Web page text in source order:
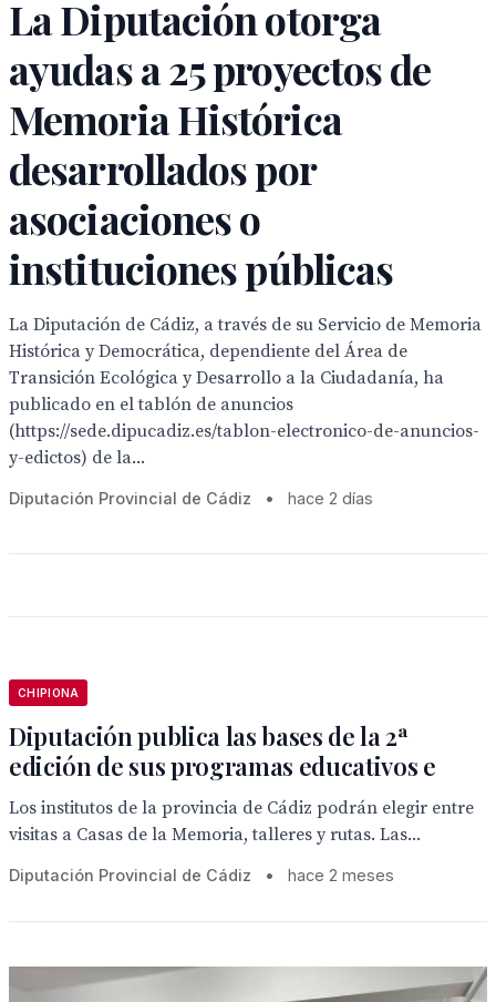
La Diputación otorga
ayudas a 25 proyectos de
Memoria Histórica
desarrollados por
asociaciones o
instituciones públicas
La Diputación de Cádiz, a través de su Servicio de Memoria
Histórica y Democrática, dependiente del Área de
Transición Ecológica y Desarrollo a la Ciudadanía, ha
publicado en el tablón de anuncios
(https://sede.dipucadiz.es/tablon-electronico-de-anuncios-
y-edictos) de la...
Diputación Provincial de Cádiz • hace 2 días
CHIPIONA
Diputación publica las bases de la 2ª
edición de sus programas educativos e
Los institutos de la provincia de Cádiz podrán elegir entre
visitas a Casas de la Memoria, talleres y rutas. Las...
Diputación Provincial de Cádiz • hace 2 meses